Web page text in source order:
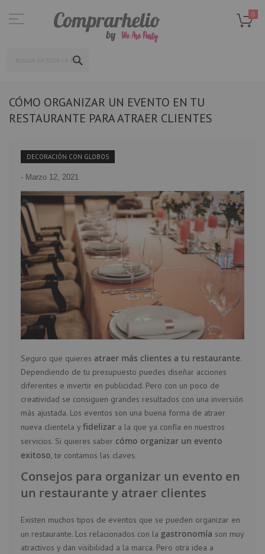
al
contenido
0
CÓMO ORGANIZAR UN EVENTO EN TU
RESTAURANTE PARA ATRAER CLIENTES
DECORACIÓN CON GLOBOS
- Marzo 12, 2021
Seguro que quieres atraer más clientes a tu restaurante.
Dependiendo de tu presupuesto puedes diseñar acciones
diferentes e invertir en publicidad. Pero con un poco de
creatividad se consiguen grandes resultados con una inversión
más ajustada. Los eventos son una buena forma de atraer
nueva clientela y fidelizar a la que ya confía en nuestros
servicios. Si quieres saber cómo organizar un evento
exitoso, te contamos las claves.
Consejos para organizar un evento en
un restaurante y atraer clientes
Existen muchos tipos de eventos que se pueden organizar en
un restaurante. Los relacionados con la gastronomía son muy
atractivos y dan visibilidad a la marca. Pero otra idea a